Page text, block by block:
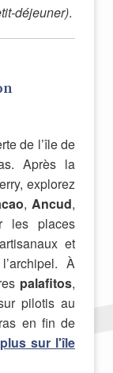
déjeuner).
de l’île de
Après la
explorez
,Ancud,
les places
et
À
palafitos,
pilotis au
en fin de
sur l'île